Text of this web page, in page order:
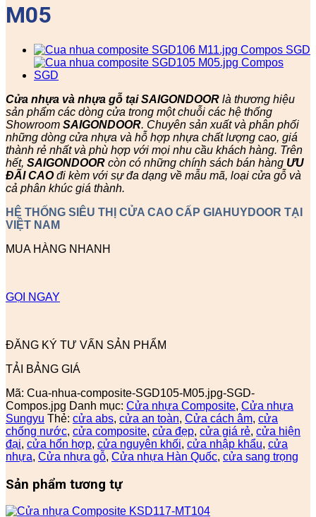
M05
Cửa nhựa và nhựa gỗ tại SAIGONDOOR là thương hiệu
sản phẩm các dòng cửa trong một chuỗi các hệ thống
Showroom SAIGONDOOR. Chuyên sản xuất và phân phối
những dòng cửa nhựa và hỗ hợp nhựa chất lượng cao, giá
thành rẻ nhất và phù hợp với mọi nhu cầu khách hàng. Trên
hết, SAIGONDOOR còn có những chính sách bán hàng ƯU
ĐÃI CAOđi kèm với sự đa dạng về mẫu mã, loại cửa gỗ và
cả phân khúc giá thành.
HỆ THỐNG SIÊU THỊ CỬA CAO CẤP GIAHUYDOOR TẠI
VIỆT NAM
MUA HÀNG NHANH
GỌI NGAY
ĐĂNG KÝ TƯ VẤN SẢN PHẨM
TẢI BẢNG GIÁ
Mã: Cua-nhua-composite-SGD105-M05.jpg-SGD-
Compos.jpg Danh mục: Cửa nhựa Composite, Cửa nhựa
Sungyu Thẻ: cửa abs, cửa an toàn, Cửa cách âm, cửa
chống nước, cửa composite, cửa đẹp, cửa giá rẻ, cửa hiện
đại, cửa hổn hợp, cửa nguyên khối, cửa nhập khẩu, cửa
nhựa, Cửa nhựa gỗ, Cửa nhựa Hàn Quốc, cửa sang trọng
Sản phẩm tương tự